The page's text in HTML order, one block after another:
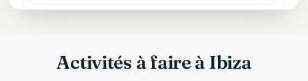
Activités à faire à Ibiza